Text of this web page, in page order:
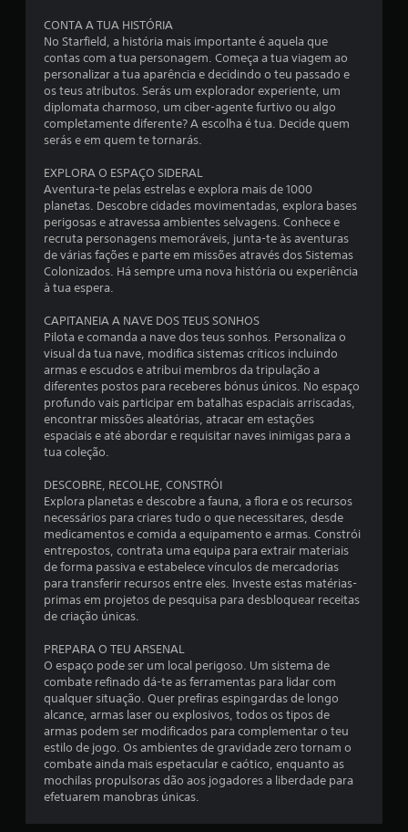
c
i
n
)
c
b
a
e
m
1
1
1
c
l
a
g
a
r
o
t
í
t
u
o
e
n
a
v
e
g
a
a
t
r
a
v
é
s
d
o
m
e
n
u
s
s
e
m
r
d
e
p
r
e
m
i
r
b
t
c
o
u
d
a
ú
l
t
m
a
v
e
z
.
CONTA A TUA HISTÓRIA
No Starfield, a história mais importante é aquela que
contas com a tua personagem. Começa a tua viagem ao
personalizar a tua aparência e decidindo o teu passado e
os teus atributos. Serás um explorador experiente, um
diplomata charmoso, um ciber-agente furtivo ou algo
completamente diferente? A escolha é tua. Decide quem
serás e em quem te tornarás.
EXPLORA O ESPAÇO SIDERAL
Aventura-te pelas estrelas e explora mais de 1000
planetas. Descobre cidades movimentadas, explora bases
perigosas e atravessa ambientes selvagens. Conhece e
recruta personagens memoráveis, junta-te às aventuras
de várias fações e parte em missões através dos Sistemas
Colonizados. Há sempre uma nova história ou experiência
à tua espera.
CAPITANEIA A NAVE DOS TEUS SONHOS
Pilota e comanda a nave dos teus sonhos. Personaliza o
visual da tua nave, modifica sistemas críticos incluindo
armas e escudos e atribui membros da tripulação a
diferentes postos para receberes bónus únicos. No espaço
profundo vais participar em batalhas espaciais arriscadas,
encontrar missões aleatórias, atracar em estações
espaciais e até abordar e requisitar naves inimigas para a
tua coleção.
DESCOBRE, RECOLHE, CONSTRÓI
Explora planetas e descobre a fauna, a flora e os recursos
necessários para criares tudo o que necessitares, desde
medicamentos e comida a equipamento e armas. Constrói
entrepostos, contrata uma equipa para extrair materiais
de forma passiva e estabelece vínculos de mercadorias
para transferir recursos entre eles. Investe estas matérias-
primas em projetos de pesquisa para desbloquear receitas
de criação únicas.
PREPARA O TEU ARSENAL
O espaço pode ser um local perigoso. Um sistema de
combate refinado dá-te as ferramentas para lidar com
qualquer situação. Quer prefiras espingardas de longo
alcance, armas laser ou explosivos, todos os tipos de
armas podem ser modificados para complementar o teu
estilo de jogo. Os ambientes de gravidade zero tornam o
combate ainda mais espetacular e caótico, enquanto as
mochilas propulsoras dão aos jogadores a liberdade para
efetuarem manobras únicas.